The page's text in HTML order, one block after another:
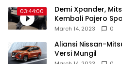
03:44:00
Demi Xpander,
Kembali Pajero
March 14, 2023 0
Aliansi Nissan-
Versi Mungil